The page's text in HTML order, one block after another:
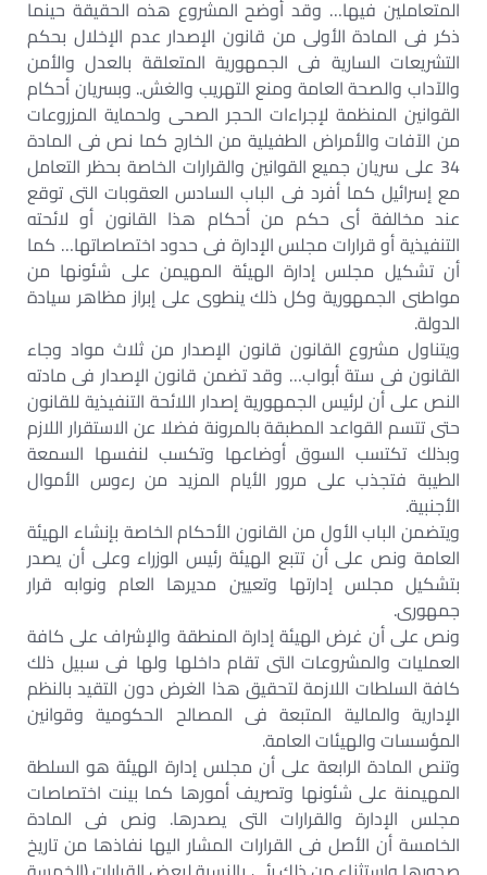
المتعاملين فيها… وقد أوضح المشروع هذه الحقيقة حينما
ذكر فى المادة الأولى من قانون الإصدار عدم الإخلال بحكم
التشريعات السارية فى الجمهورية المتعلقة بالعدل والأمن
والآداب والصحة العامة ومنع التهريب والغش.. وبسريان أحكام
القوانين المنظمة لإجراءات الحجر الصحى ولحماية المزروعات
من الآفات والأمراض الطفيلية من الخارج كما نص فى المادة
34 على سريان جميع القوانين والقرارات الخاصة بحظر التعامل
مع إسرائيل كما أفرد فى الباب السادس العقوبات التى توقع
عند مخالفة أى حكم من أحكام هذا القانون أو لائحته
التنفيذية أو قرارات مجلس الإدارة فى حدود اختصاصاتها… كما
أن تشكيل مجلس إدارة الهيئة المهيمن على شئونها من
مواطنى الجمهورية وكل ذلك ينطوى على إبراز مظاهر سيادة
الدولة.
ويتناول مشروع القانون قانون الإصدار من ثلاث مواد وجاء
القانون فى ستة أبواب… وقد تضمن قانون الإصدار فى مادته
النص على أن لرئيس الجمهورية إصدار اللائحة التنفيذية للقانون
حتى تتسم القواعد المطبقة بالمرونة فضلا عن الاستقرار اللازم
وبذلك تكتسب السوق أوضاعها وتكسب لنفسها السمعة
الطيبة فتجذب على مرور الأيام المزيد من رءوس الأموال
الأجنبية.
ويتضمن الباب الأول من القانون الأحكام الخاصة بإنشاء الهيئة
العامة ونص على أن تتبع الهيئة رئيس الوزراء وعلى أن يصدر
بتشكيل مجلس إدارتها وتعيين مديرها العام ونوابه قرار
جمهورى.
ونص على أن غرض الهيئة إدارة المنطقة والإشراف على كافة
العمليات والمشروعات التى تقام داخلها ولها فى سبيل ذلك
كافة السلطات اللازمة لتحقيق هذا الغرض دون التقيد بالنظم
الإدارية والمالية المتبعة فى المصالح الحكومية وقوانين
المؤسسات والهيئات العامة.
وتنص المادة الرابعة على أن مجلس إدارة الهيئة هو السلطة
المهيمنة على شئونها وتصريف أمورها كما بينت اختصاصات
مجلس الإدارة والقرارات التى يصدرها. ونص فى المادة
الخامسة أن الأصل فى القرارات المشار اليها نفاذها من تاريخ